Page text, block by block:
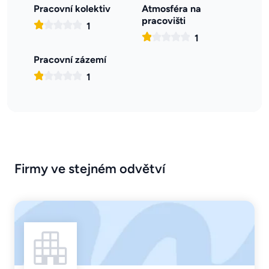
Pracovní kolektiv
1
Atmosféra na
pracovišti
1
Pracovní zázemí
1
Firmy ve stejném odvětví